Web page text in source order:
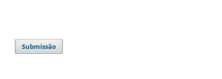
Submissão